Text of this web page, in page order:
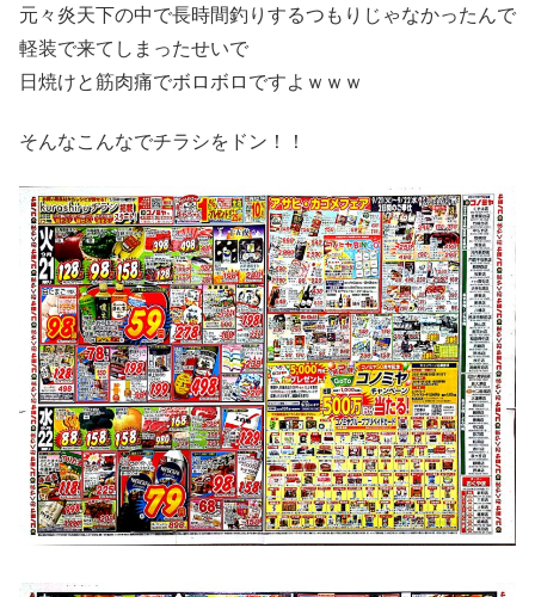
元々炎天下の中で長時間釣りするつもりじゃなかったんで
軽装で来てしまったせいで
日焼けと筋肉痛でボロボロですよｗｗｗ
そんなこんなでチラシをドン！！